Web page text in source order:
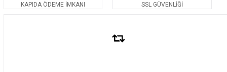
KAPIDA ÖDEME İMKANI SSL GÜVENLİĞİ